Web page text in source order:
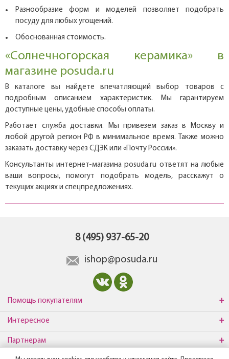
Разнообразие форм и моделей позволяет подобрать
посуду для любых угощений.
Обоснованная стоимость.
«Солнечногорская керамика» в
магазине posuda.ru
В каталоге вы найдете впечатляющий выбор товаров с
подробным описанием характеристик. Мы гарантируем
доступные цены, удобные способы оплаты.
Работает служба доставки. Мы привезем заказ в Москву и
любой другой регион РФ в минимальное время. Также можно
заказать доставку через СДЭК или «Почту России».
Консультанты интернет-магазина posuda.ru ответят на любые
ваши вопросы, помогут подобрать модель, расскажут о
текущих акциях и спецпредложениях.
8 (495) 937-65-20
ishop@posuda.ru
Помощь покупателям
Интересное
Партнерам